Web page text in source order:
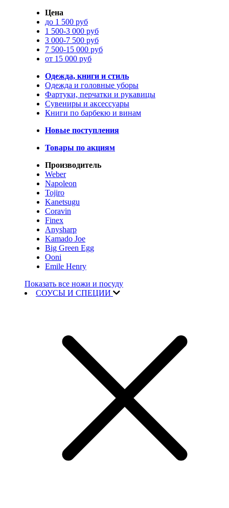
Цена
до 1 500 руб
1 500-3 000 руб
3 000-7 500 руб
7 500-15 000 руб
от 15 000 руб
Одежда, книги и стиль
Одежда и головные уборы
Фартуки, перчатки и рукавицы
Сувениры и аксессуары
Книги по барбекю и винам
Новые поступления
Товары по акциям
Производитель
Weber
Napoleon
Tojiro
Kanetsugu
Coravin
Finex
Anysharp
Kamado Joe
Big Green Egg
Ooni
Emile Henry
Показать все ножи и посуду
СОУСЫ И СПЕЦИИ